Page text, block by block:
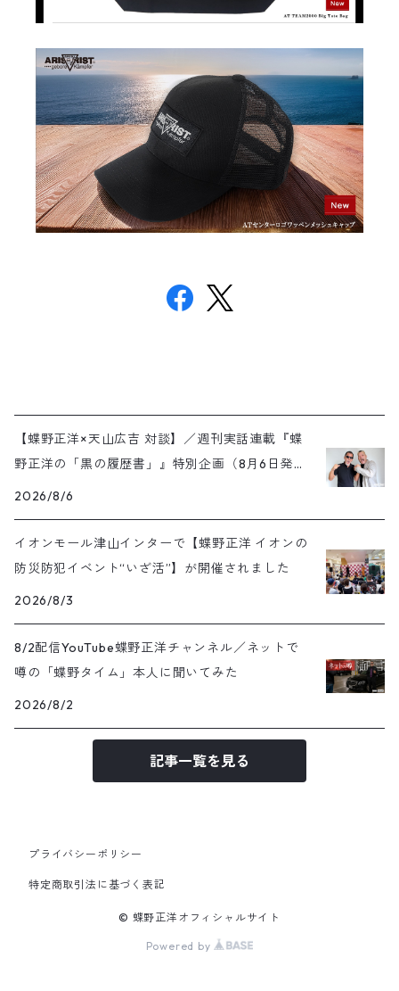
【蝶野正洋×天山広吉 対談】／週刊実話連載『蝶
野正洋の「黒の履歴書」』特別企画（8月6日発売
号）
2026/8/6
イオンモール津山インターで【蝶野正洋 イオンの
防災防犯イベント“いざ活”】が開催されました
2026/8/3
8/2配信YouTube蝶野正洋チャンネル／ネットで
噂の「蝶野タイム」本人に聞いてみた
2026/8/2
記事一覧を見る
プライバシーポリシー
特定商取引法に基づく表記
© 蝶野正洋オフィシャルサイト
Powered by